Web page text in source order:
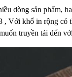
dòng sản phẩm,
Với khổ in rộng có
truyền tải đến